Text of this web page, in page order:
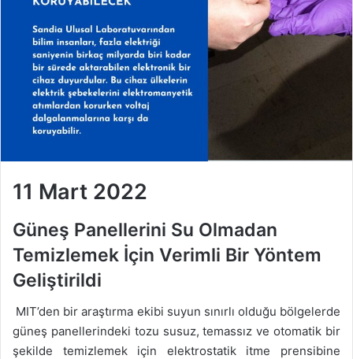
11 Mart 2022
Güneş Panellerini Su Olmadan
Temizlemek İçin Verimli Bir Yöntem
Geliştirildi
MIT’den bir araştırma ekibi suyun sınırlı olduğu bölgelerde
güneş panellerindeki tozu susuz, temassız ve otomatik bir
şekilde temizlemek için elektrostatik itme prensibine